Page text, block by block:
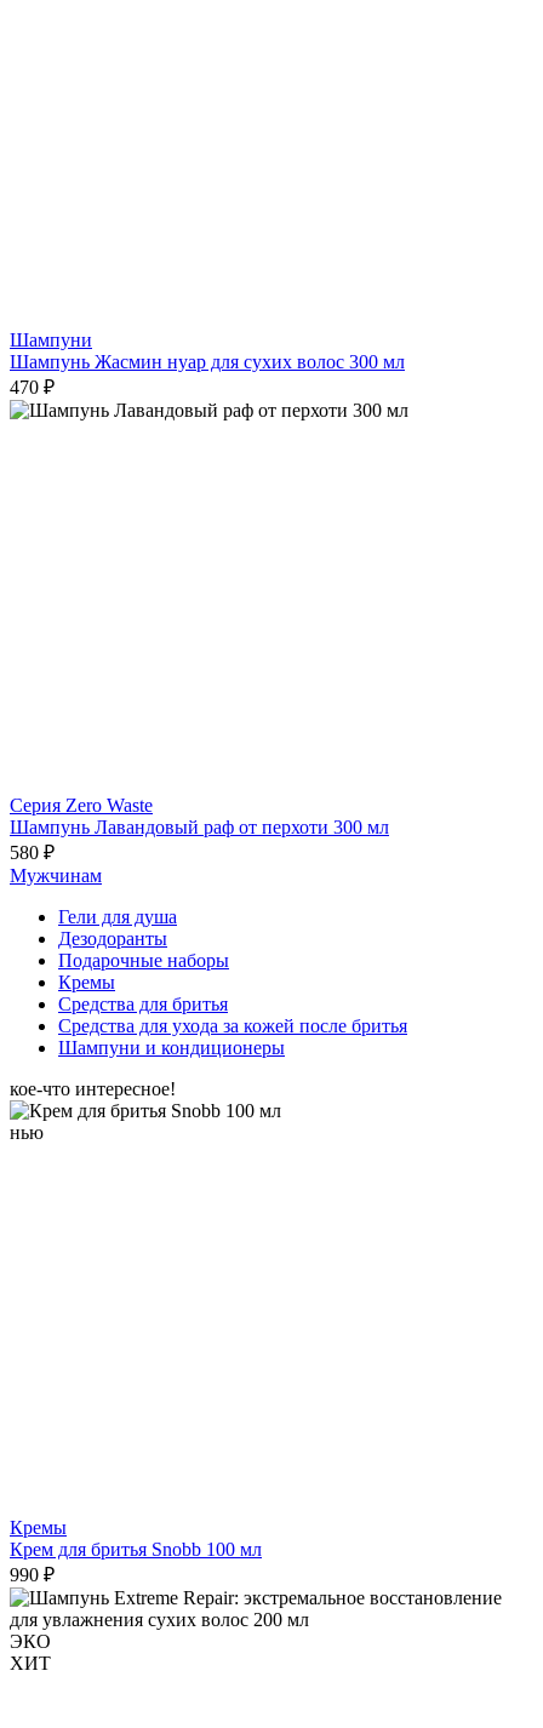
Шампуни
Шампунь Жасмин нуар для сухих волос 300 мл
470 ₽
Серия Zero Waste
Шампунь Лавандовый раф от перхоти 300 мл
580 ₽
Мужчинам
Гели для душа
Дезодоранты
Подарочные наборы
Кремы
Средства для бритья
Средства для ухода за кожей после бритья
Шампуни и кондиционеры
кое-что интересное!
нью
Кремы
Крем для бритья Snobb 100 мл
990 ₽
ЭКО
ХИТ